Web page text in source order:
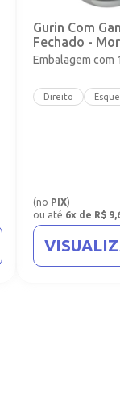
Gurin Com
Fechado -
Embalagem com
Direito
(no PIX)
ou até 6x de R$